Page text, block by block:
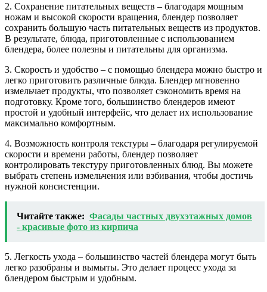
2. Сохранение питательных веществ – благодаря мощным
ножам и высокой скорости вращения, блендер позволяет
сохранить большую часть питательных веществ из продуктов.
В результате, блюда, приготовленные с использованием
блендера, более полезны и питательны для организма.
3. Скорость и удобство – с помощью блендера можно быстро и
легко приготовить различные блюда. Блендер мгновенно
измельчает продукты, что позволяет сэкономить время на
подготовку. Кроме того, большинство блендеров имеют
простой и удобный интерфейс, что делает их использование
максимально комфортным.
4. Возможность контроля текстуры – благодаря регулируемой
скорости и времени работы, блендер позволяет
контролировать текстуру приготовленных блюд. Вы можете
выбрать степень измельчения или взбивания, чтобы достичь
нужной консистенции.
Читайте также: Фасады частных двухэтажных домов
- красивые фото из кирпича
5. Легкость ухода – большинство частей блендера могут быть
легко разобраны и вымыты. Это делает процесс ухода за
блендером быстрым и удобным.